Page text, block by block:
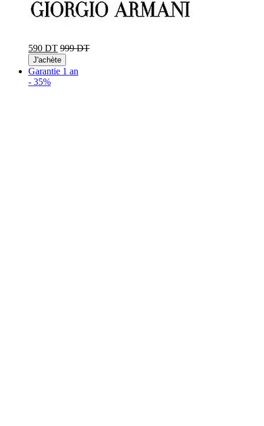
590 DT 999 DT
J'achète
Garantie 1 an
- 35%